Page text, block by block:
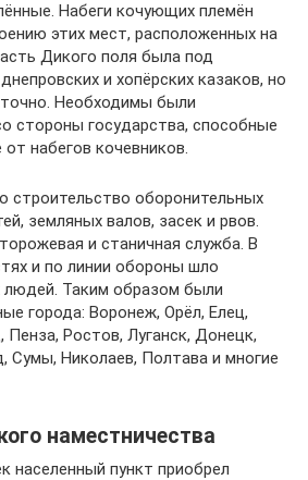
Набеги кочующих племён
этих мест, расположенных на
Дикого поля была под
и хопёрских казаков, но
Необходимы были
стороны государства, способные
набегов кочевников.
строительство оборонительных
земляных валов, засек и рвов.
и станичная служба. В
и по линии обороны шло
людей. Таким образом были
города: Воронеж, Орёл, Елец,
Пенза, Ростов, Луганск, Донецк,
Сумы, Николаев, Полтава и многие
наместничества
населенный пункт приобрел